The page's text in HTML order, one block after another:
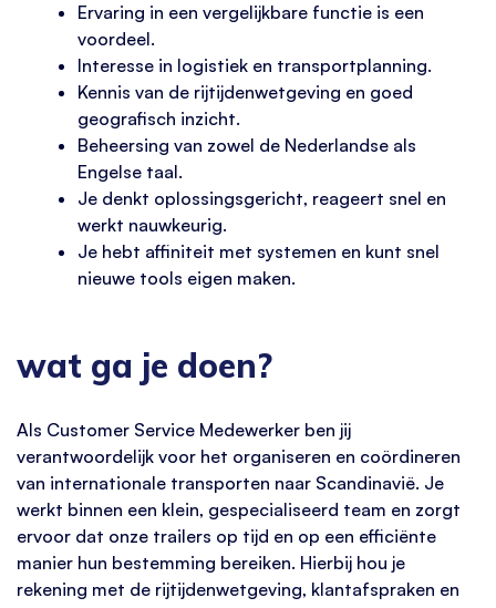
Ervaring in een vergelijkbare functie is een
voordeel.
Interesse in logistiek en transportplanning.
Kennis van de rijtijdenwetgeving en goed
geografisch inzicht.
Beheersing van zowel de Nederlandse als
Engelse taal.
Je denkt oplossingsgericht, reageert snel en
werkt nauwkeurig.
Je hebt affiniteit met systemen en kunt snel
nieuwe tools eigen maken.
wat ga je doen?
Als Customer Service Medewerker ben jij
verantwoordelijk voor het organiseren en coördineren
van internationale transporten naar Scandinavië. Je
werkt binnen een klein, gespecialiseerd team en zorgt
ervoor dat onze trailers op tijd en op een efficiënte
manier hun bestemming bereiken. Hierbij hou je
rekening met de rijtijdenwetgeving, klantafspraken en